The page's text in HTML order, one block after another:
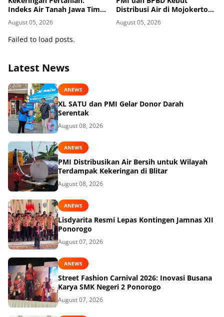
Indeks Air Tanah Jawa Timur
Agustus 2026 Masuk
Kategori Kurang
August 05, 2026
Distribusi Air di Mojokerto-
Pasuruan
August 05, 2026
Failed to load posts.
Latest News
ANEWS
XL SATU dan PMI Gelar Donor Darah
Serentak
August 08, 2026
ANEWS
PMI Distribusikan Air Bersih untuk Wilayah
Terdampak Kekeringan di Blitar
August 08, 2026
ANEWS
Lisdyarita Resmi Lepas Kontingen Jamnas XII
Ponorogo
August 07, 2026
ANEWS
Street Fashion Carnival 2026: Inovasi Busana
Karya SMK Negeri 2 Ponorogo
August 07, 2026